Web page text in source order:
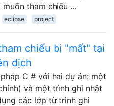
muốn tham chiếu …
eclipse project
chiếu bị "mất" tại
dịch
C # với hai dự án: một
và một trình ghi nhật
các lớp từ trình ghi